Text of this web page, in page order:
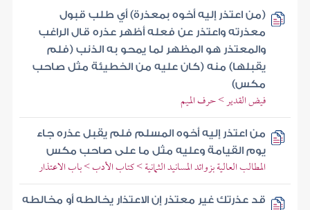
(من اعتذر إليه أخوه بمعذرة) أي طلب قبول
معذرته واعتذر عن فعله أظهر عذره قال الراغب
والمعتذر هو المظهر لما يمحو به الذنب (فلم
يقبلها) منه (كان عليه من الخطيئة مثل صاحب
مكس)
فيض القدير > حرف الميم
من اعتذر إليه أخوه المسلم فلم يقبل عذره جاء
يوم القيامة وعليه مثل ما على صاحب مكس
المطالب العالية بزوائد المسانيد الثمانية > كتاب الأدب > باب الاعتذار
قد عذرتك غير معتذر إن الاعتذار يخالطه أو مخالطه